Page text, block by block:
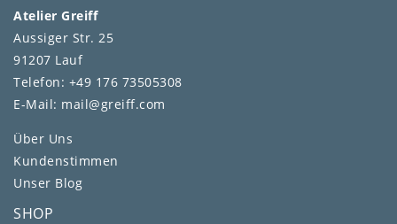
Atelier Greiff
Aussiger Str. 25
91207 Lauf
Telefon: +49 176 73505308
E-Mail: mail@greiff.com
Über Uns
Kundenstimmen
Unser Blog
SHOP